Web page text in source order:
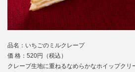
品名：いちごのミルクレープ
価 格：520円（税込）
クレープ生地に重ねるなめらかなホイップク